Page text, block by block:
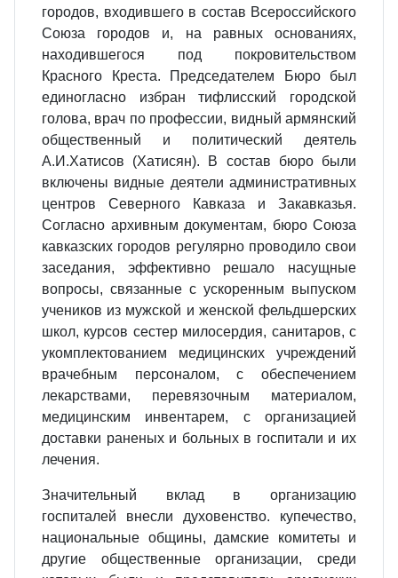
городов, входившего в состав Всерос­сийского
Союза городов и, на равных основаниях,
находившегося под покровительством
Красного Креста. Председателем Бюро был
единогласно избран тифлисский городской
голова, врач по профессии, видный армянский
общественный и политический деятель
А.И.Хатисов (Хатисян). В состав бюро были
включены видные деятели административных
центров Северного Кавказа и Закавказья.
Согласно архивным документам, бюро Союза
кавказских городов регулярно проводило свои
заседания, эффективно решало насущные
вопросы, связанные с ускоренным выпуском
учеников из мужской и женской фельдшерских
школ, курсов сестер мило­сердия, санитаров, с
укомплектованием медицинских учреждений
врачебным персоналом, с обеспечением
лекарствами, перевязоч­ным материалом,
медицинским инвентарем, с организацией
доставки раненых и больных в госпитали и их
лечения.
Значительный вклад в организацию
госпиталей внесли духо­венство. купечество,
национальные общины, дамские комитеты и
другие общественные организации, среди